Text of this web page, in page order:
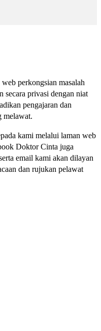
perkongsian masalah
secara privasi dengan niat
pengajaran dan
melawat.
kami melalui laman web
Doktor Cinta juga
email kami akan dilayan
dan rujukan pelawat